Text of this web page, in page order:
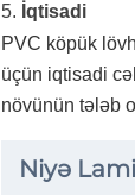
5. İqtisadi
PVC köpük
üçün iqtisadi
növünün tələb
Niyə